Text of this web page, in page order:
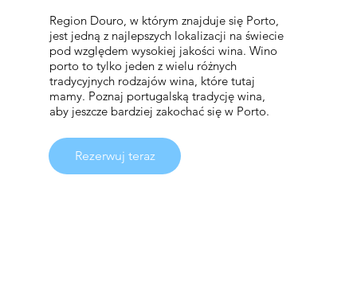
Region Douro, w którym znajduje się Porto,
jest jedną z najlepszych lokalizacji na świecie
pod względem wysokiej jakości wina. Wino
porto to tylko jeden z wielu różnych
tradycyjnych rodzajów wina, które tutaj
mamy. Poznaj portugalską tradycję wina,
aby jeszcze bardziej zakochać się w Porto.
Rezerwuj teraz